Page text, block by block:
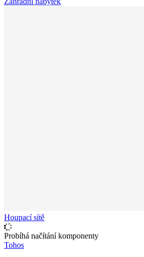
Houpací sítě
Probíhá načítání komponenty
Tohos